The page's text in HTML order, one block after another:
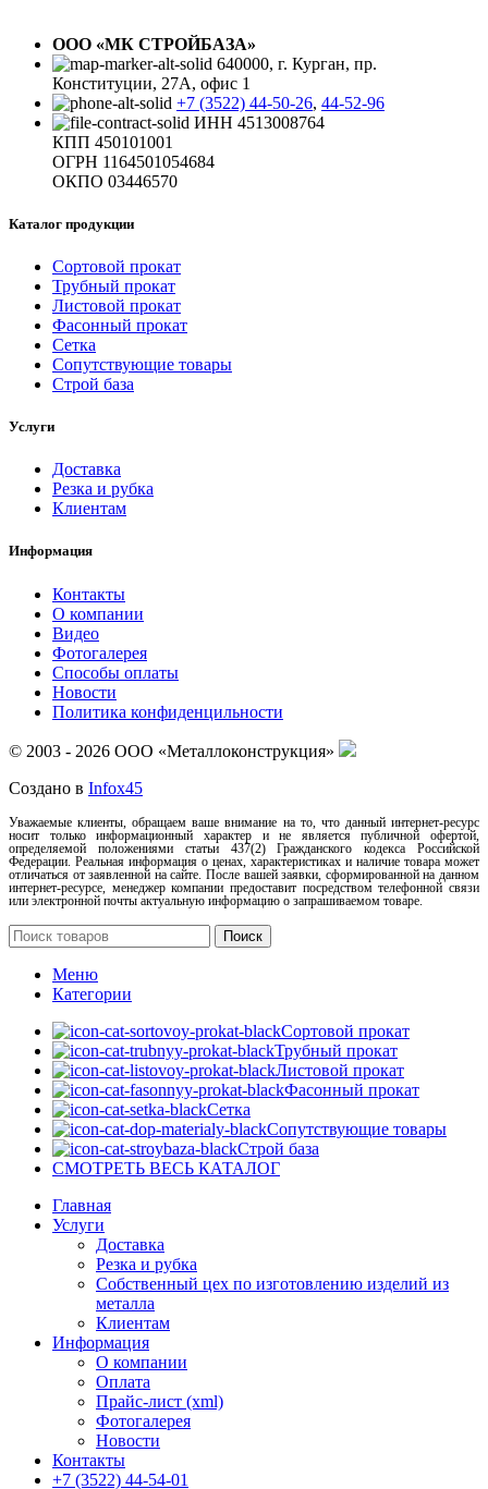
ООО «МК СТРОЙБАЗА»
640000, г. Курган, пр.
Конституции, 27А, офис 1
+7 (3522) 44-50-26, 44-52-96
ИНН 4513008764
КПП 450101001
ОГРН 1164501054684
ОКПО 03446570
Каталог продукции
Сортовой прокат
Трубный прокат
Листовой прокат
Фасонный прокат
Сетка
Сопутствующие товары
Строй база
Услуги
Доставка
Резка и рубка
Клиентам
Информация
Контакты
О компании
Видео
Фотогалерея
Способы оплаты
Новости
Политика конфиденцильности
© 2003 - 2026 ООО «Металлоконструкция»
Создано в Infox45
Уважаемые клиенты, обращаем ваше внимание на то, что данный интернет-ресурс
носит только информационный характер и не является публичной офертой,
определяемой положениями статьи 437(2) Гражданского кодекса Российской
Федерации. Реальная информация о ценах, характеристиках и наличие товара может
отличаться от заявленной на сайте. После вашей заявки, сформированной на данном
интернет-ресурсе, менеджер компании предоставит посредством телефонной связи
или электронной почты актуальную информацию о запрашиваемом товаре.
Поиск
Меню
Категории
Сортовой прокат
Трубный прокат
Листовой прокат
Фасонный прокат
Сетка
Сопутствующие товары
Строй база
СМОТРЕТЬ ВЕСЬ КАТАЛОГ
Главная
Услуги
Доставка
Резка и рубка
Собственный цех по изготовлению изделий из
металла
Клиентам
Информация
О компании
Оплата
Прайс-лист (xml)
Фотогалерея
Новости
Контакты
+7 (3522) 44-54-01